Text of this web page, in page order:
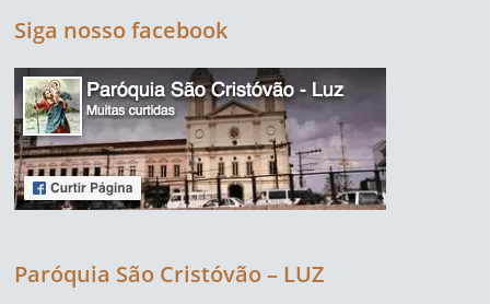
Siga nosso facebook
Paróquia São Cristóvão – LUZ